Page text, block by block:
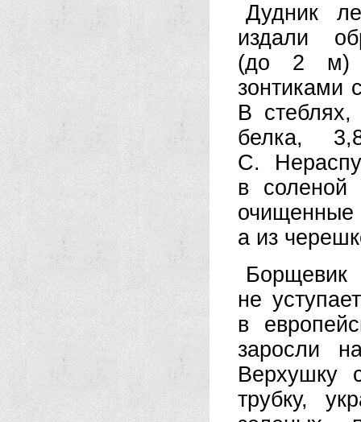
Дудник
издали
(до 2 м)
зонтиками
В стеблях,
белка,
С.
в соленой
а из
не
в
заросли
Верхушку
трубку,